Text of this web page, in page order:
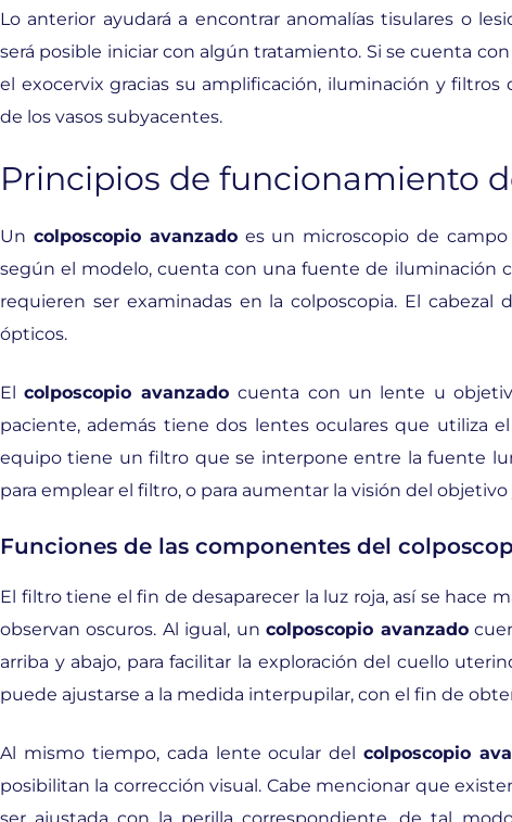
Lo anterior ayudará a encontrar anomalías tisulares o
será posible iniciar con algún tratamiento. Si se cuenta
el exocervix gracias su amplificación, iluminación y
de los vasos subyacentes.
Principios de funcionamiento
Un colposcopio avanzadoes un microscopio de campo
según el modelo, cuenta con una fuente de iluminación
requieren ser examinadas en la colposcopia. El
ópticos.
Elcolposcopio avanzadocuenta con un lente u
paciente, además tiene dos lentes oculares que utiliza
equipo tiene un filtro que se interpone entre la fuente
para emplear el filtro, o para aumentar la visión del objetivo
Funciones de las componentes del
El filtro tiene el fin de desaparecer la luz roja, así se hace
observan oscuros. Al igual, uncolposcopio avanzado
arriba y abajo, para facilitar la exploración del cuello
puede ajustarse a la medida interpupilar, con el fin de
Al mismo tiempo, cada lente ocular delcolposcopio
posibilitan la corrección visual. Cabe mencionar que
ser ajustada con la perilla correspondiente, de tal